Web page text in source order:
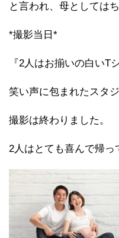
と言われ、母としては
*撮影当日*
『2人はお揃いの白いT
笑い声に包まれたスタ
撮影は終わりました。
2人はとても喜んで帰っ